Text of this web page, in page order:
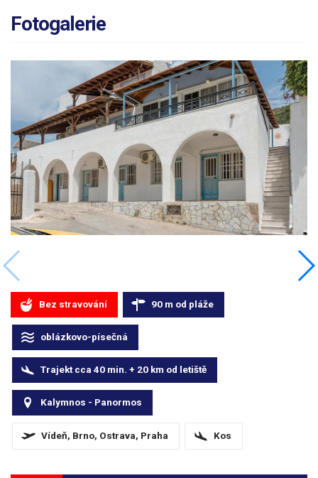
Fotogalerie
Bez stravování 90 m od pláže
oblázkovo-písečná
Trajekt cca 40 min. + 20 km od letiště
Kalymnos - Panormos
Vídeň, Brno, Ostrava, Praha Kos